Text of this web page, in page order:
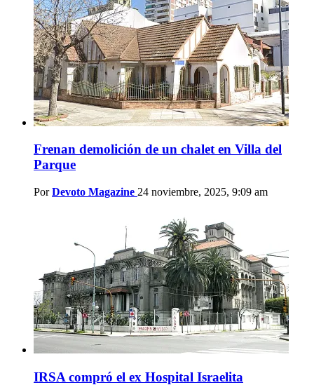
Frenan demolición de un chalet en Villa del
Parque
Por Devoto Magazine 24 noviembre, 2025, 9:09 am
IRSA compró el ex Hospital Israelita